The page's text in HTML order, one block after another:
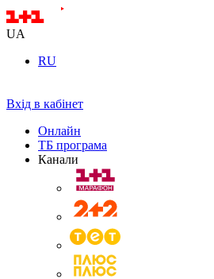
UA
RU
Вхід в кабінет
Онлайн
ТБ програма
Канали